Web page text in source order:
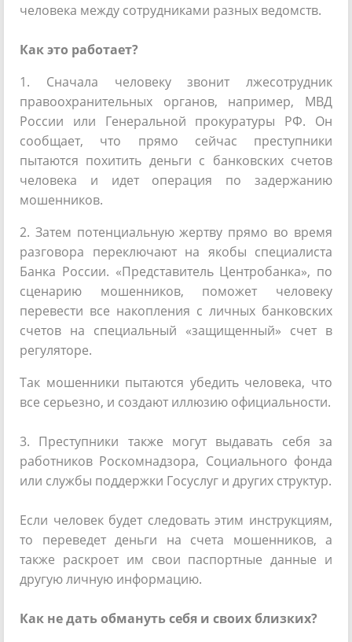
человека между сотрудниками разных ведомств.
Как это работает?
1. Сначала человеку звонит лжесотрудник
правоохранительных органов, например, МВД
России или Генеральной прокуратуры РФ. Он
сообщает, что прямо сейчас преступники
пытаются похитить деньги с банковских счетов
человека и идет операция по задержанию
мошенников.
2. Затем потенциальную жертву прямо во время
разговора переключают на якобы специалиста
Банка России. «Представитель Центробанка», по
сценарию мошенников, поможет человеку
перевести все накопления с личных банковских
счетов на специальный «защищенный» счет в
регуляторе.
Так мошенники пытаются убедить человека, что
все серьезно, и создают иллюзию официальности.
3. Преступники также могут выдавать себя за
работников Роскомнадзора, Социального фонда
или службы поддержки Госуслуг и других структур.
Если человек будет следовать этим инструкциям,
то переведет деньги на счета мошенников, а
также раскроет им свои паспортные данные и
другую личную информацию.
Как не дать обмануть себя и своих близких?